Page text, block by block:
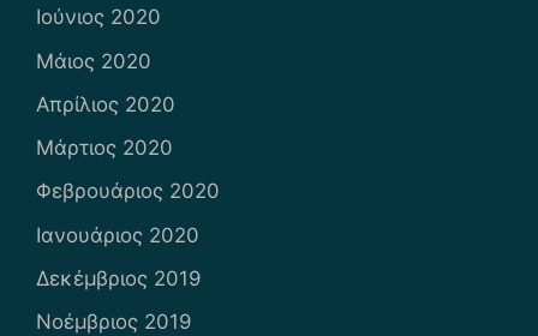
Ιούνιος 2020
Μάιος 2020
Απρίλιος 2020
Μάρτιος 2020
Φεβρουάριος 2020
Ιανουάριος 2020
Δεκέμβριος 2019
Νοέμβριος 2019